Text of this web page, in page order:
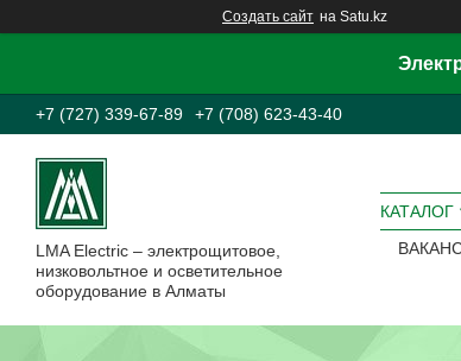
Создать сайт на Satu.kz
+7 (727) 339-67-89 +7 (708) 623-43-40
LMA Electric – электрощитовое,
низковольтное и осветительное
оборудование в Алматы
КАТАЛОГ